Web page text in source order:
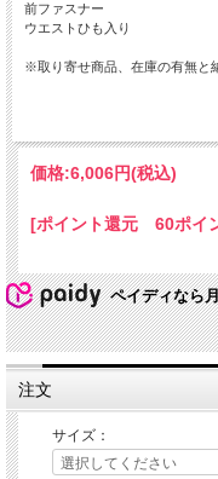
前ファスナー
ウエストひも入り
※取り寄せ商品、在庫の有無と
価格:6,006円(税込)
[ポイント還元 60ポイ
ペイディなら
注文
サイズ：